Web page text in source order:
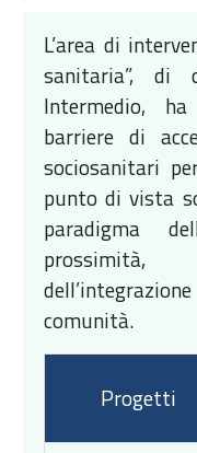
L’area di
sanitaria”, di
Intermedio,
barriere di
sociosanitari
punto di vista
paradigma
prossimità,
comunità.
Progetti